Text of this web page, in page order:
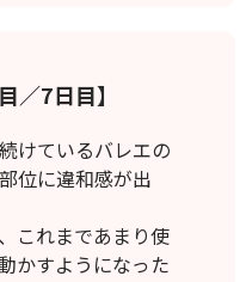
／7日目】
けているバレエの
位に違和感が出
これまであまり使
かすようになった